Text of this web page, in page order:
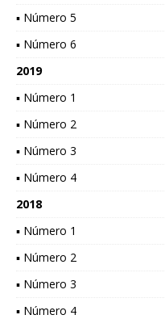
▪ Número 5
▪ Número 6
2019
▪ Número 1
▪ Número 2
▪ Número 3
▪ Número 4
2018
▪ Número 1
▪ Número 2
▪ Número 3
▪ Número 4